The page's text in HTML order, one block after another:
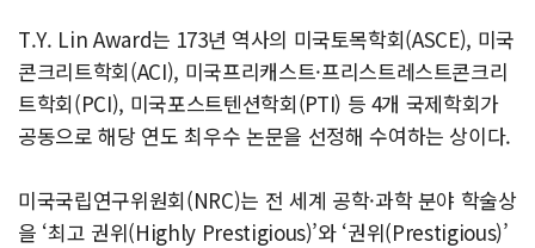
T.Y. Lin Award는 173년 역사의 미국토목학회(ASCE), 미국
콘크리트학회(ACI), 미국프리캐스트·프리스트레스트콘크리
트학회(PCI), 미국포스트텐션학회(PTI) 등 4개 국제학회가
공동으로 해당 연도 최우수 논문을 선정해 수여하는 상이다.
미국국립연구위원회(NRC)는 전 세계 공학·과학 분야 학술상
을 ‘최고 권위(Highly Prestigious)’와 ‘권위(Prestigious)’